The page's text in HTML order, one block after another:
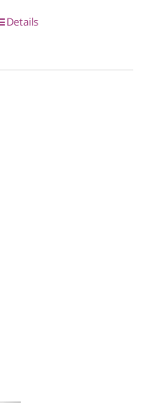
Details